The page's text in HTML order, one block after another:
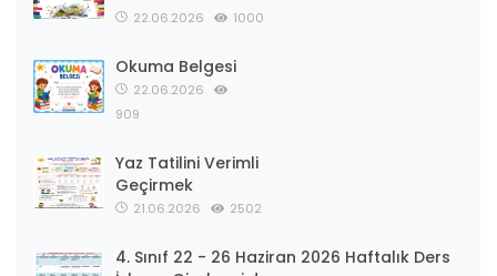
22.06.2026 1000
Okuma Belgesi
22.06.2026
909
Yaz Tatilini Verimli
Geçirmek
21.06.2026 2502
4. Sınıf 22 - 26 Haziran 2026 Haftalık Ders